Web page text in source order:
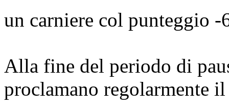
un carniere col punteggio
Alla fine del periodo di
proclamano regolarmente